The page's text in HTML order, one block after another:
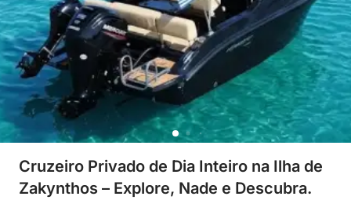
Cruzeiro Privado de Dia Inteiro na Ilha de
Zakynthos – Explore, Nade e Descubra.